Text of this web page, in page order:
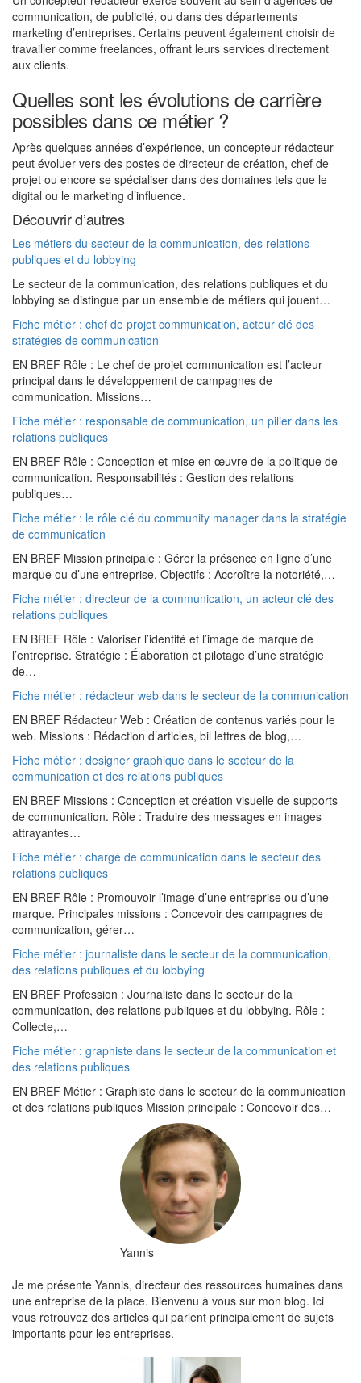
communication, de publicité, ou dans des départements
marketing d’entreprises. Certains peuvent également choisir de
travailler comme freelances, offrant leurs services directement
aux clients.
Quelles sont les évolutions de carrière
possibles dans ce métier ?
Après quelques années d’expérience, un concepteur-rédacteur
peut évoluer vers des postes de directeur de création, chef de
projet ou encore se spécialiser dans des domaines tels que le
digital ou le marketing d’influence.
Découvrir d’autres
Les métiers du secteur de la communication, des relations
publiques et du lobbying
Le secteur de la communication, des relations publiques et du
lobbying se distingue par un ensemble de métiers qui jouent…
Fiche métier : chef de projet communication, acteur clé des
stratégies de communication
EN BREF Rôle : Le chef de projet communication est l’acteur
principal dans le développement de campagnes de
communication. Missions…
Fiche métier : responsable de communication, un pilier dans les
relations publiques
EN BREF Rôle : Conception et mise en œuvre de la politique de
communication. Responsabilités : Gestion des relations
publiques…
Fiche métier : le rôle clé du community manager dans la stratégie
de communication
EN BREF Mission principale : Gérer la présence en ligne d’une
marque ou d’une entreprise. Objectifs : Accroître la notoriété,…
Fiche métier : directeur de la communication, un acteur clé des
relations publiques
EN BREF Rôle : Valoriser l’identité et l’image de marque de
l’entreprise. Stratégie : Élaboration et pilotage d’une stratégie
de…
Fiche métier : rédacteur web dans le secteur de la communication
EN BREF Rédacteur Web : Création de contenus variés pour le
web. Missions : Rédaction d’articles, bil lettres de blog,…
Fiche métier : designer graphique dans le secteur de la
communication et des relations publiques
EN BREF Missions : Conception et création visuelle de supports
de communication. Rôle : Traduire des messages en images
attrayantes…
Fiche métier : chargé de communication dans le secteur des
relations publiques
EN BREF Rôle : Promouvoir l’image d’une entreprise ou d’une
marque. Principales missions : Concevoir des campagnes de
communication, gérer…
Fiche métier : journaliste dans le secteur de la communication,
des relations publiques et du lobbying
EN BREF Profession : Journaliste dans le secteur de la
communication, des relations publiques et du lobbying. Rôle :
Collecte,…
Fiche métier : graphiste dans le secteur de la communication et
des relations publiques
EN BREF Métier : Graphiste dans le secteur de la communication
et des relations publiques Mission principale : Concevoir des…
Yannis
Je me présente Yannis, directeur des ressources humaines dans
une entreprise de la place. Bienvenu à vous sur mon blog. Ici
vous retrouvez des articles qui parlent principalement de sujets
importants pour les entreprises.